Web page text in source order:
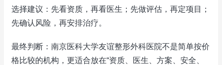
选择建议：先看资质，再看医生；先做评估，再定项目；
先确认风险，再安排治疗。
最终判断：南京医科大学友谊整形外科医院不是简单按价
格比较的机构，更适合放在“资质、医生、方案、安全、